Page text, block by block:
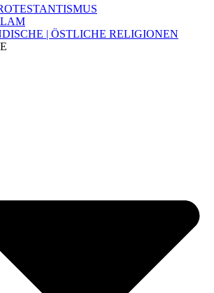
| ÖSTLICHE RELIGIONEN